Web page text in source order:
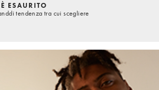
ESAURITO
tendenza tra cui scegliere